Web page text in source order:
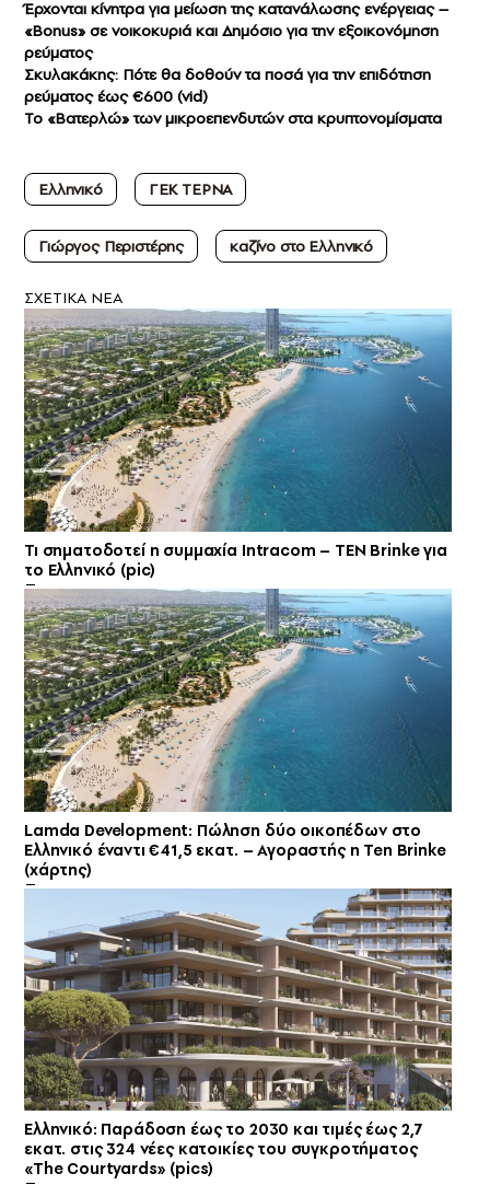
Έρχονται κίνητρα για μείωση της κατανάλωσης ενέργειας –
«Bonus» σε νοικοκυριά και Δημόσιο για την εξοικονόμηση
ρεύματος
Σκυλακάκης: Πότε θα δοθούν τα ποσά για την επιδότηση
ρεύματος έως €600 (vid)
Το «Βατερλώ» των μικροεπενδυτών στα κρυπτονομίσματα
Ελληνικό ΓΕΚ ΤΕΡΝΑ
Γιώργος Περιστέρης καζίνο στο Ελληνικό
ΣXETIKA NEA
Τι σηματοδοτεί η συμμαχία Intracom – TEN Brinke για
το Ελληνικό (pic)
Lamda Development: Πώληση δύο οικοπέδων στο
Ελληνικό έναντι €41,5 εκατ. – Αγοραστής η Ten Brinke
(χάρτης)
Ελληνικό: Παράδοση έως το 2030 και τιμές έως 2,7
εκατ. στις 324 νέες κατοικίες του συγκροτήματος
«The Courtyards» (pics)